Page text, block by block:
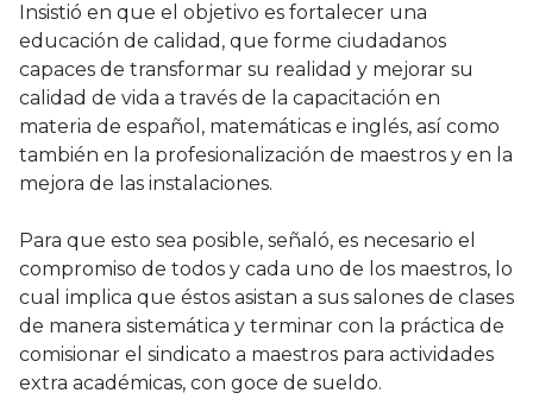
Insistió en que el objetivo es fortalecer una
educación de calidad, que forme ciudadanos
capaces de transformar su realidad y mejorar su
calidad de vida a través de la capacitación en
materia de español, matemáticas e inglés, así como
también en la profesionalización de maestros y en la
mejora de las instalaciones.
Para que esto sea posible, señaló, es necesario el
compromiso de todos y cada uno de los maestros, lo
cual implica que éstos asistan a sus salones de clases
de manera sistemática y terminar con la práctica de
comisionar el sindicato a maestros para actividades
extra académicas, con goce de sueldo.